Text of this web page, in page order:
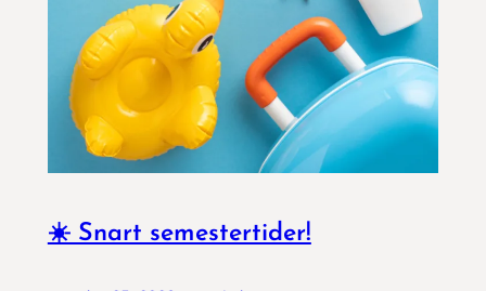
☀️ Snart semestertider!